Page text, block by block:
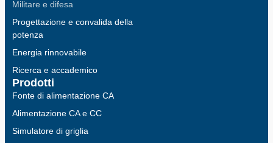
Militare e difesa
Progettazione e convalida della
potenza
Energia rinnovabile
Ricerca e accademico
Prodotti
Fonte di alimentazione CA
Alimentazione CA e CC
Simulatore di griglia